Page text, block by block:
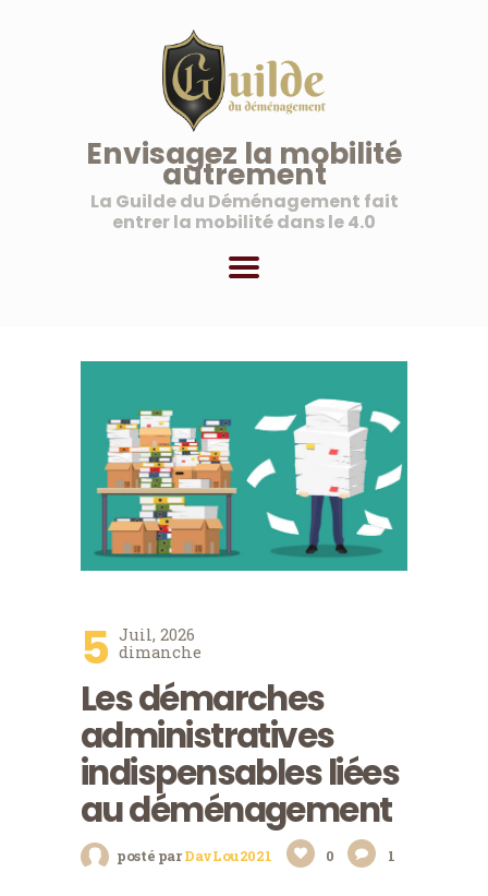
Envisagez la mobilité
autrement
La Guilde du Déménagement fait
entrer la mobilité dans le 4.0
La Guilde du Déménagement
Une nouvelle vision de la mobilité
ACCUEIL
À PROPOS
NOS SERVICES
PROFESSIONNELS
5 Juil, 2026
dimanche
Les démarches
administratives
indispensables liées
au déménagement
posté parDavLou2021 0 1